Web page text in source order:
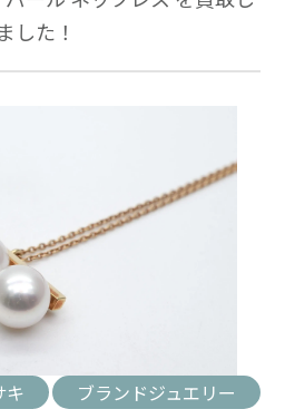
ました！
キ ブランドジュエリー